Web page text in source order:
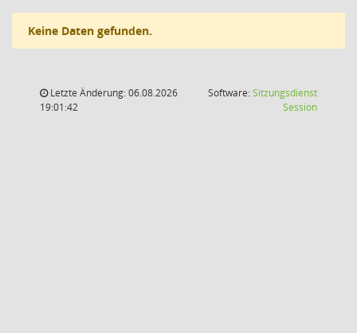
Keine Daten gefunden.
Letzte Änderung: 06.08.2026
19:01:42
Software:Sitzungsdienst
Session(Wird in